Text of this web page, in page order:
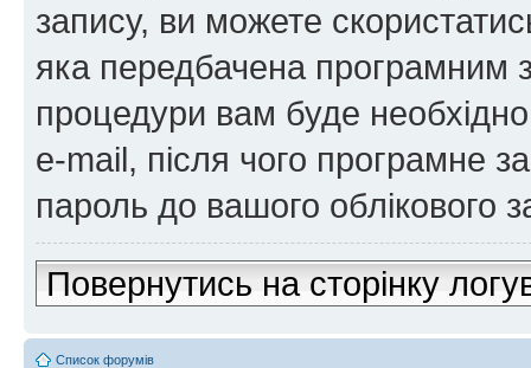
запису, ви можете
яка передбачена програмним
процедури вам буде
e-mail, після чого програмне
пароль до вашого облікового
Повернутись на сторінку
Список форумів